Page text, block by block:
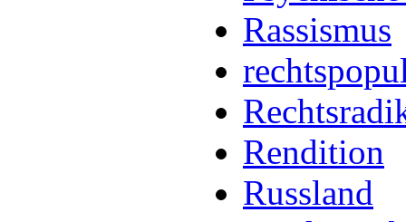
Rassismus
Rendition
Russland